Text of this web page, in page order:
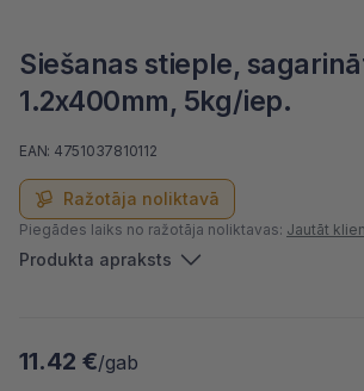
Siešanas stieple,
1.2x400mm, 5kg/iep.
Ražotāja noliktavā
EAN: 4751037810112
Piegādes laiks no ražotāja noliktavas: Jautāt
Produkta apraksts
11.42 €/gab